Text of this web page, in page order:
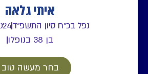
איתי גלאה
נפל בכ"ח סיון התשפ"ד
בן 38 בנופלו
בחר מעשה טוב